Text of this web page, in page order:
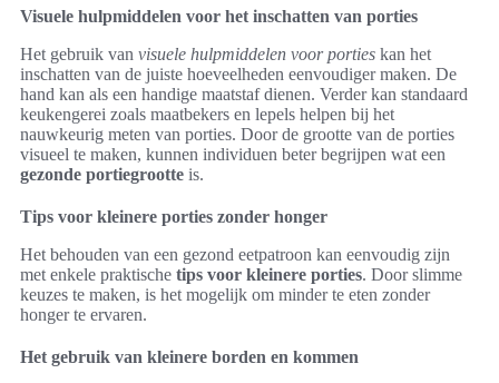
Visuele hulpmiddelen voor het inschatten van porties
Het gebruik van visuele hulpmiddelen voor porties kan het
inschatten van de juiste hoeveelheden eenvoudiger maken. De
hand kan als een handige maatstaf dienen. Verder kan standaard
keukengerei zoals maatbekers en lepels helpen bij het
nauwkeurig meten van porties. Door de grootte van de porties
visueel te maken, kunnen individuen beter begrijpen wat een
gezonde portiegrootte is.
Tips voor kleinere porties zonder honger
Het behouden van een gezond eetpatroon kan eenvoudig zijn
met enkele praktische tips voor kleinere porties. Door slimme
keuzes te maken, is het mogelijk om minder te eten zonder
honger te ervaren.
Het gebruik van kleinere borden en kommen